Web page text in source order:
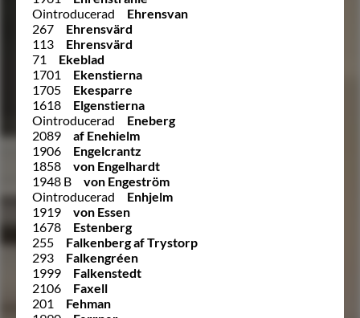
Ointroducerad
Ehrensvan
267
Ehrensvärd
113
Ehrensvärd
71
Ekeblad
1701
Ekenstierna
1705
Ekesparre
1618
Elgenstierna
Ointroducerad
Eneberg
2089
af Enehielm
1906
Engelcrantz
1858
von Engelhardt
1948 B
von Engeström
Ointroducerad
Enhjelm
1919
von Essen
1678
Estenberg
255
Falkenberg af Trystorp
293
Falkengréen
1999
Falkenstedt
2106
Faxell
201
Fehman